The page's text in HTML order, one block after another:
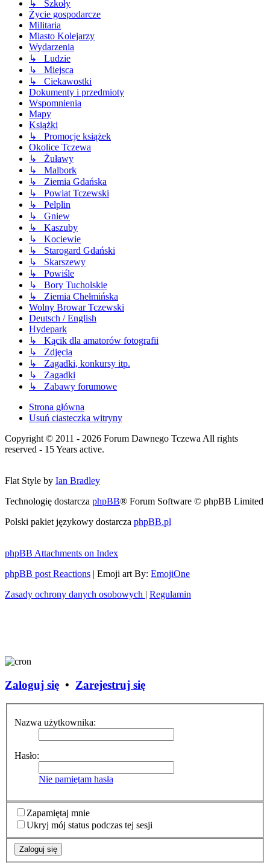
↳ Szkoły
Życie gospodarcze
Militaria
Miasto Kolejarzy
Wydarzenia
↳ Ludzie
↳ Miejsca
↳ Ciekawostki
Dokumenty i przedmioty
Wspomnienia
Mapy
Książki
↳ Promocje książek
Okolice Tczewa
↳ Żuławy
↳ Malbork
↳ Ziemia Gdańska
↳ Powiat Tczewski
↳ Pelplin
↳ Gniew
↳ Kaszuby
↳ Kociewie
↳ Starogard Gdański
↳ Skarszewy
↳ Powiśle
↳ Bory Tucholskie
↳ Ziemia Chełmińska
Wolny Browar Tczewski
Deutsch / English
Hydepark
↳ Kącik dla amatorów fotografii
↳ Zdjęcia
↳ Zagadki, konkursy itp.
↳ Zagadki
↳ Zabawy forumowe
Strona główna
Usuń ciasteczka witryny
Copyright © 2011 - 2026 Forum Dawnego Tczewa All rights
reserved - 15 Years active.
Flat Style by Ian Bradley
Technologię dostarcza phpBB® Forum Software © phpBB Limited
Polski pakiet językowy dostarcza phpBB.pl
phpBB Attachments on Index
phpBB post Reactions | Emoji art By: EmojiOne
Zasady ochrony danych osobowych | Regulamin
Zaloguj się • Zarejestruj się
Nazwa użytkownika:
Hasło:
Nie pamiętam hasła
Zapamiętaj mnie
Ukryj mój status podczas tej sesji